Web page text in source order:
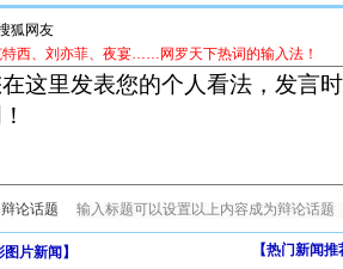
西、刘亦菲、夜宴……网罗天下热词的输入法！
辩论话题
图片新闻 】 【热门新闻